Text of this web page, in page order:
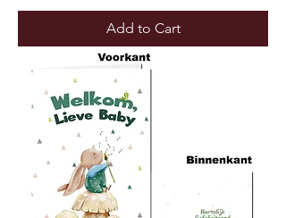
Add to Cart